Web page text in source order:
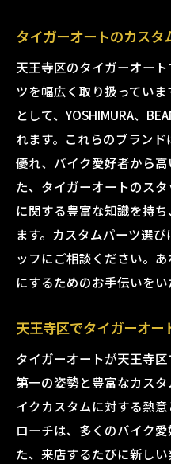
タイガーオートのカスタ
天王寺区のタイガーオー
ツを幅広く取り扱ってい
として、YOSHIMURA、
れます。これらのブラン
優れ、バイク愛好者から
た、タイガーオートのス
に関する豊富な知識を持
ます。カスタムパーツ選
ッフにご相談ください。
にするためのお手伝いをい
天王寺区でタイガーオー
タイガーオートが天王寺
第一の姿勢と豊富なカス
イクカスタムに対する熱
ローチは、多くのバイク
た、来店するたびに新し